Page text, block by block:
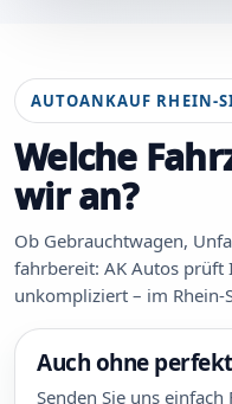
AUTOANKAUF RHEIN-
Welche
wir an?
Ob Gebrauchtwagen,
fahrbereit: AK Autos prüft
unkompliziert – im Rhein-
Auch ohne
Senden Sie uns